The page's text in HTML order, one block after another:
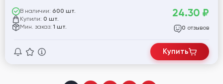
В наличии: 600 шт.
Купили: 0 шт.
Мин. заказ: 1 шт.
24.30 ₽
0 отзывов
Купить